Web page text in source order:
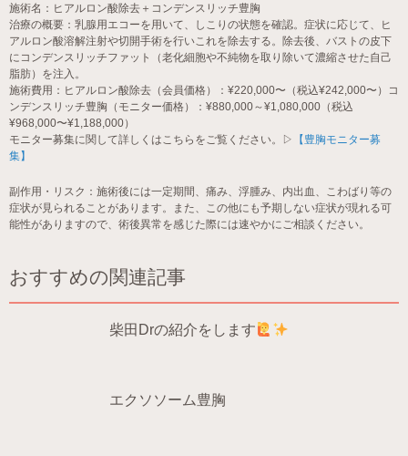
施術名：ヒアルロン酸除去＋コンデンスリッチ豊胸
治療の概要：乳腺用エコーを用いて、しこりの状態を確認。症状に応じて、ヒ
アルロン酸溶解注射や切開手術を行いこれを除去する。除去後、バストの皮下
にコンデンスリッチファット（老化細胞や不純物を取り除いて濃縮させた自己
脂肪）を注入。
施術費用：ヒアルロン酸除去（会員価格）：¥220,000〜（税込¥242,000〜）コ
ンデンスリッチ豊胸（モニター価格）：¥880,000～¥1,080,000（税込
¥968,000〜¥1,188,000）
モニター募集に関して詳しくはこちらをご覧ください。▷
【豊胸モニター募
集】
副作用・リスク：施術後には一定期間、痛み、浮腫み、内出血、こわばり等の
症状が見られることがあります。また、この他にも予期しない症状が現れる可
能性がありますので、術後異常を感じた際には速やかにご相談ください。
おすすめの関連記事
柴田Drの紹介をします
エクソソーム豊胸